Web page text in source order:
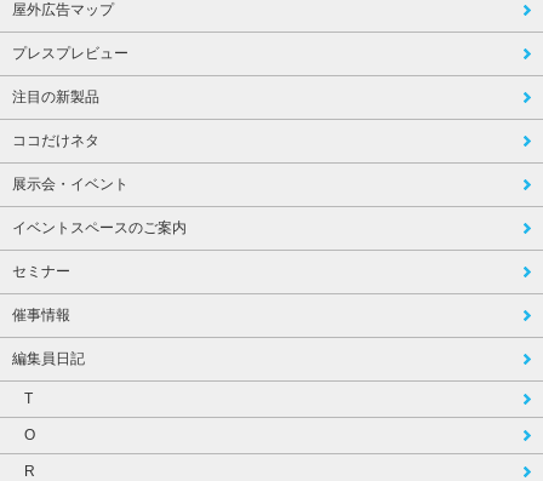
屋外広告マップ
プレスプレビュー
注目の新製品
ココだけネタ
展示会・イベント
イベントスペースのご案内
セミナー
催事情報
編集員日記
T
O
R